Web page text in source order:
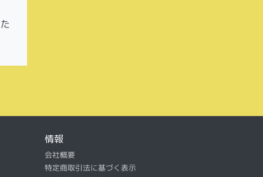
情報
会社概要
特定商取引法に基づく表示